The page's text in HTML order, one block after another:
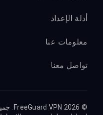
أدلة الإعداد
معلومات عنا
تواصل معنا
© 2026 FreeGuard VPN. جميع الحقوق محفوظة.